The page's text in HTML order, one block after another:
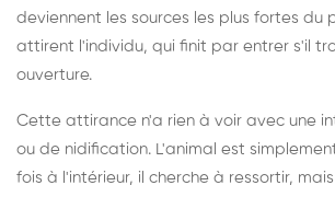
deviennent les sources les plus fortes du
attirent l'individu, qui finit par entrer s'il
ouverture.
Cette attirance n'a rien à voir avec une
ou de nidification. L'animal est
fois à l'intérieur, il cherche à ressortir,